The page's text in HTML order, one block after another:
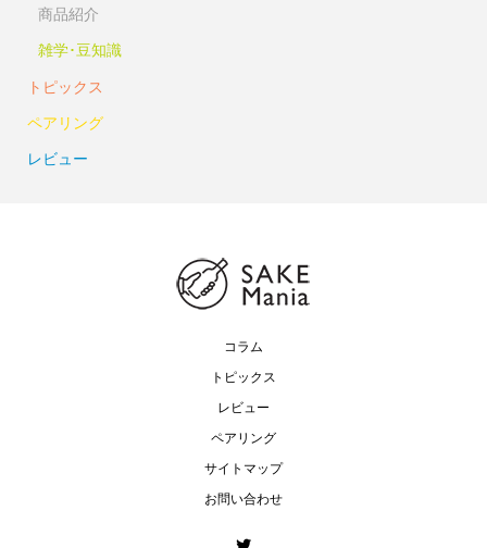
商品紹介
雑学･豆知識
トピックス
ペアリング
レビュー
コラム
トピックス
レビュー
ペアリング
サイトマップ
お問い合わせ